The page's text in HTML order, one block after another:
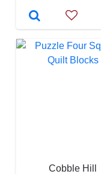
Cobble Hill